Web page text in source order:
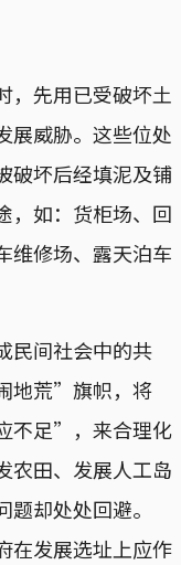
，先用已受破坏土
展威胁。这些位处
破坏后经填泥及铺
，如：货柜场、回
维修场、露天泊车
民间社会中的共
地荒”旗帜，将
不足”，来合理化
农田、发展人工岛
却处处回避。
在发展选址上应作